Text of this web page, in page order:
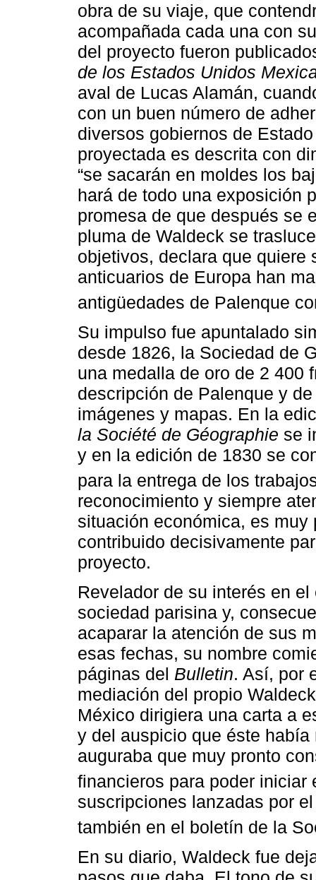
obra de su viaje, que
acompañada cada una con
del proyecto fueron
de los Estados Unidos
aval de Lucas Alamán,
con un buen número de
diversos gobiernos de
proyectada es descrita con
“se sacarán en moldes los
hará de todo una exposición
promesa de que después se
pluma de Waldeck se
objetivos, declara que quiere
anticuarios de Europa han
antigüedades de Palenque
Su impulso fue apuntalado
desde 1826, la Sociedad de
una medalla de oro de 2 400
descripción de Palenque y
imágenes y mapas. En la
la Société de Géographie se
y en la edición de 1830 se
para la entrega de los
reconocimiento y siempre
situación económica, es
contribuido decisivamente
proyecto.
Revelador de su interés en
sociedad parisina y,
acaparar la atención de sus
esas fechas, su nombre
páginas del Bulletin. Así, por
mediación del propio
México dirigiera una carta a
y del auspicio que éste
auguraba que muy pronto
financieros para poder iniciar
suscripciones lanzadas por
también en el boletín de la
En su diario, Waldeck fue